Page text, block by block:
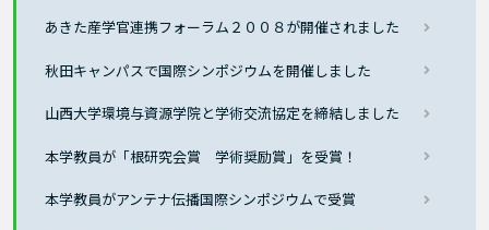
あきた産学官連携フォーラム２００８が開催されました
秋田キャンパスで国際シンポジウムを開催しました
山西大学環境与資源学院と学術交流協定を締結しました
本学教員が「根研究会賞 学術奨励賞」を受賞！
本学教員がアンテナ伝播国際シンポジウムで受賞